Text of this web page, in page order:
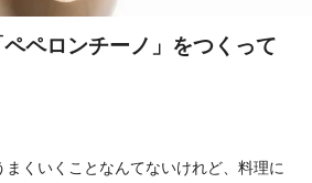
ペロンチーノ」をつくって
まくいくことなんてないけれど、料理に